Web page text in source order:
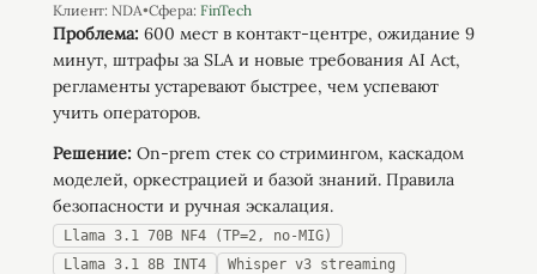
Клиент: NDA•Сфера: FinTech
Проблема: 600 мест в контакт-центре, ожидание 9
минут, штрафы за SLA и новые требования AI Act,
регламенты устаревают быстрее, чем успевают
учить операторов.
Решение: On-prem стек со стримингом, каскадом
моделей, оркестрацией и базой знаний. Правила
безопасности и ручная эскалация.
Llama 3.1 70B NF4 (TP=2, no-MIG)
Llama 3.1 8B INT4
Whisper v3 streaming